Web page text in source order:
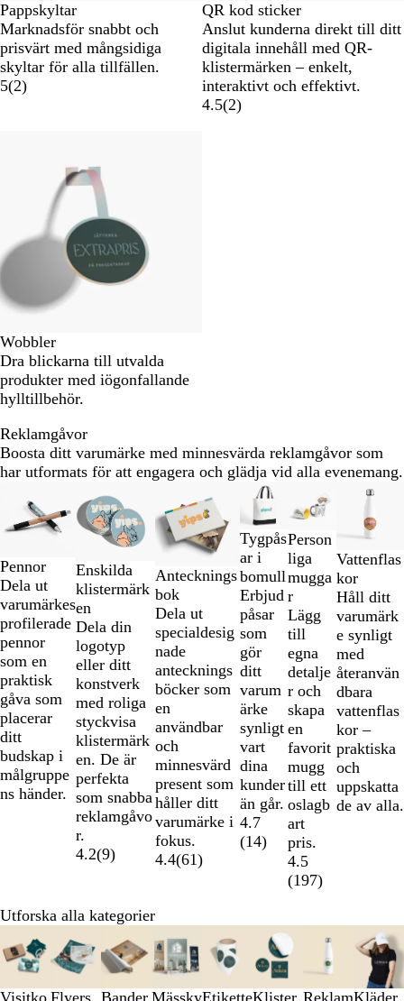
Pappskyltar
Marknadsför snabbt och
prisvärt med mångsidiga
skyltar för alla tillfällen.
5(2)
QR kod sticker
Anslut kunderna direkt till ditt
digitala innehåll med QR-
klistermärken – enkelt,
interaktivt och effektivt.
4.5(2)
Wobbler
Dra blickarna till utvalda
produkter med iögonfallande
hylltillbehör.
Reklamgåvor
Boosta ditt varumärke med minnesvärda reklamgåvor som
har utformats för att engagera och glädja vid alla evenemang.
Pennor
Dela ut
varumärkes
profilerade
pennor
som en
praktisk
gåva som
placerar
ditt
budskap i
målgruppe
ns händer.
Enskilda
klistermärk
en
Dela din
logotyp
eller ditt
konstverk
med roliga
styckvisa
klistermärk
en. De är
perfekta
som snabba
reklamgåvo
r.
4.2(9)
Antecknings
bok
Dela ut
specialdesig
nade
antecknings
böcker som
en
användbar
och
minnesvärd
present som
håller ditt
varumärke i
fokus.
4.4(61)
Nya alternativ
Tygpås
ar i
bomull
Erbjud
påsar
som
gör
ditt
varum
ärke
synligt
vart
dina
kunder
än går.
4.7
(14)
Sänkt ord. pris
Person
liga
mugga
r
Lägg
till
egna
detalje
r och
skapa
en
favorit
mugg
till ett
oslagb
art
pris.
4.5
(197)
K
r
o
m
f
ä
r
g
a
d
/
s
v
a
K
r
o
m
f
ä
r
g
a
d
/
v
i
t
K
r
o
m
f
ä
r
g
a
d
/
K
r
o
Vattenflas
kor
Håll ditt
varumärk
e synligt
med
återanvän
dbara
vattenflas
kor –
praktiska
och
uppskatta
de av alla.
till
av
6
Utforska alla kategorier
1
3